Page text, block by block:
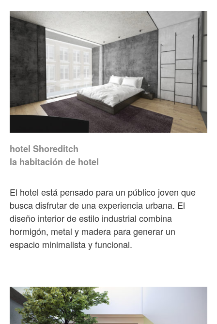
hotel Shoreditch
la habitación de hotel
El hotel está pensado para un público joven que
busca disfrutar de una experiencia urbana. El
diseño interior de estilo industrial combina
hormigón, metal y madera para generar un
espacio minimalista y funcional.